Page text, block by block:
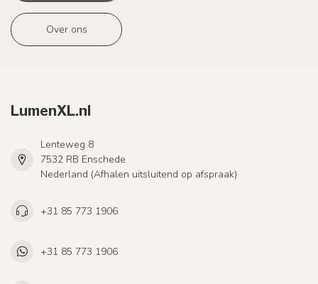
Over ons
LumenXL.nl
Lenteweg 8
7532 RB Enschede
Nederland (Afhalen uitsluitend op afspraak)
+31 85 773 1906
+31 85 773 1906